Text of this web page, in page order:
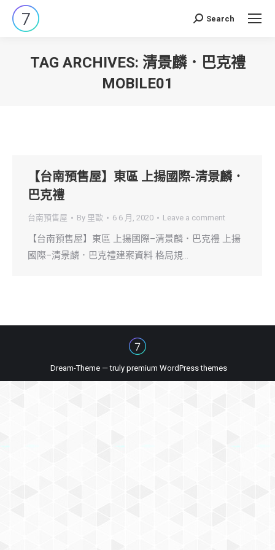
Search:
Search
TAG ARCHIVES: 清景麟．巴克禮
MOBILE01
【台南預售屋】東區 上揚國際-清景麟．
巴克禮
台南預售屋 By 里歐 6 6 月, 2020 Leave a comment
【台南預售屋】東區 上揚國際–清景麟．巴克禮 上揚
國際–清景麟．巴克禮建案資料 格局規…
Dream-Theme — truly premium WordPress themes